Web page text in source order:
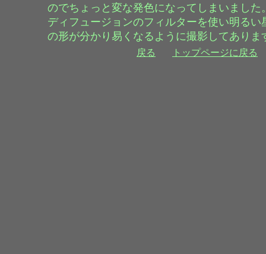
トップページに戻る
のでちょっと変な発色になってしまいました
ディフュージョンのフィルターを使い明るい
の形が分かり易くなるように撮影してありま
戻る